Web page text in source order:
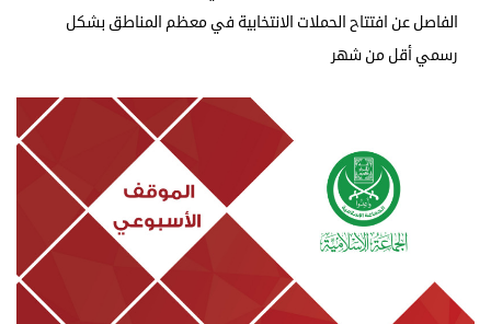
الفاصل عن افتتاح الحملات الانتخابية في معظم المناطق بشكل
رسمي أقل من شهر